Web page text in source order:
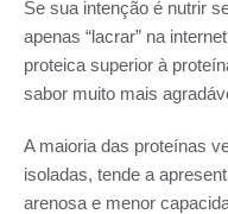
Se sua intenção é nutrir
apenas “lacrar” na
proteica superior à
sabor muito mais
A maioria das proteínas
isoladas, tende a
arenosa e menor